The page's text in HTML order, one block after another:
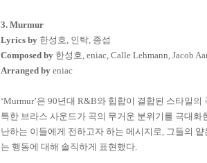
3. Murmur
Lyrics by 한성호, 인탁, 종섭
Composed by 한성호, eniac, Calle Lehmann, Jacob
Arranged by eniac
‘Murmur’은 90년대 R&B와 힙합이 결합된 스타일의
특한 브라스 사운드가 곡의 무거운 분위기를 극대화
난하는 이들에게 전하고자 하는 메시지로, 그들의 얕
는 행동에 대해 솔직하게 표현했다.